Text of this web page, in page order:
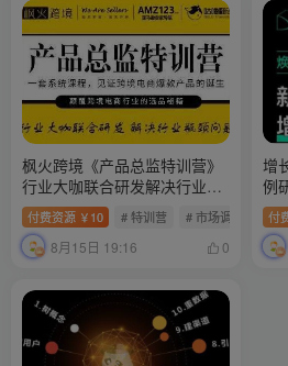
枫火跨境《产品总监特训营》
行业大咖联合研发解决行业瓶
颈问题
付费资源 ￥ 10 # 特训营 # 市场调研 #
8月15日 19:16 0
增
例
情
付